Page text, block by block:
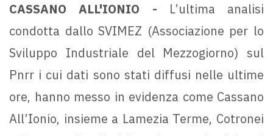
CASSANO ALL'IONIO - L’ultima analisi
condotta dallo SVIMEZ (Associazione per lo
Sviluppo Industriale del Mezzogiorno) sul
Pnrr i cui dati sono stati diffusi nelle ultime
ore, hanno messo in evidenza come Cassano
All’Ionio, insieme a Lamezia Terme, Cotronei